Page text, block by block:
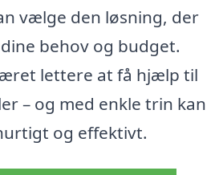
vælge den løsning, der
behov og budget.
lettere at få hjælp til
– og med enkle trin kan
og effektivt.